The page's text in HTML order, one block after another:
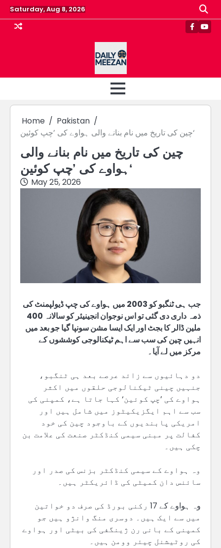
Skip
to
content
Saturday, Aug 8, 2026
Home
Pakistan
چین کی تاریخ میں نام بنانے والی ہواوے کی ’چپ کوئین‘
چین کی تاریخ میں نام بنانے والی
ہواوے کی ’چپ کوئین‘
May 25, 2026
جب ہی ٹنگبو کو 2003 میں ہواوے کی چپ ڈیولپمنٹ کی
ذمہ داری دی گئی تو اس نوجوان انجینیئر کو سالانہ 400
ملین ڈالر کا بجٹ اور ایک ایسا مشن سونپا گیا جو بعد میں
انہیں چین کی سب سے اہم ٹیکنالوجی کوششوں کے
مرکز میں لے آیا۔
دو دہائیوں سے زائد عرصے بعد ہی ٹنگبو،
جنہیں چینی ٹیکنالوجی حلقوں میں اکثر
ہواوے کی ’چپ کوئین‘ کہا جاتا ہے، کمپنی کی
سب سے اہم ایگزیکیٹوز میں شامل ہیں اور
امریکی پابندیوں کے باوجود چین کی خود
کفالت پر مبنی سیمی کنڈکٹر صنعت کی علامت بن
چکی ہیں۔
وہ ہواوے کے سیمی کنڈکٹر بزنس کی صدر اور
سائنس دان کمیٹی کی ڈائریکٹر ہیں۔
وہ ہواوے کے 17 رکنی بورڈ کی صرف دو خواتین
میں سے ایک ہیں۔ دوسری منگ وانژو ہیں جو
کمپنی کے بانی رن ژینگفی کی بیٹی اور ہواوے
کی روٹیشنل چیئر وومن ہیں۔